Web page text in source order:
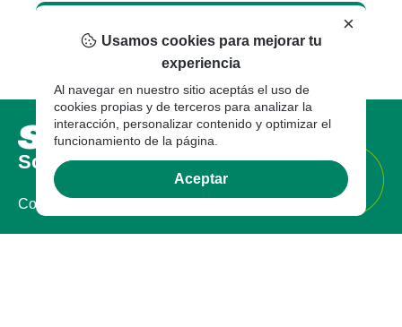
Sobre nosotros
Compañia
×
Usamos cookies para mejorar tu
experiencia
Al navegar en nuestro sitio aceptás el uso de
cookies propias y de terceros para analizar la
interacción, personalizar contenido y optimizar el
funcionamiento de la página.
Aceptar